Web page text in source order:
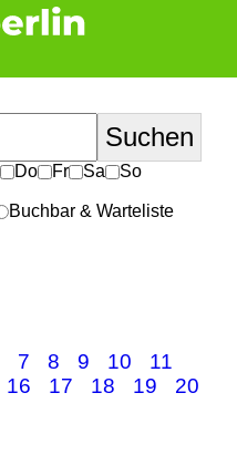
Do Fr Sa
So
Buchbar & Warteliste
7 8 9 10
11
16 17 18 19
20